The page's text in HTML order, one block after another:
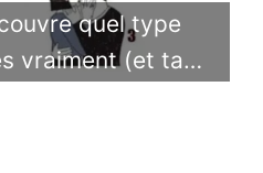
quel type
vraiment (et ta…